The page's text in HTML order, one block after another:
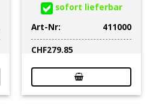
sofort lieferbar
Art-Nr:
411000
CHF279.85